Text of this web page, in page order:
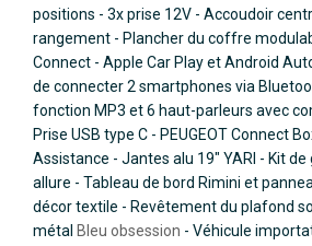
positions - 3x prise 12V - Accoudoir
rangement - Plancher du coffre
Connect - Apple Car Play et Android
de connecter 2 smartphones via
fonction MP3 et 6 haut-parleurs avec
Prise USB type C - PEUGEOT Connect
Assistance - Jantes alu 19" YARI - Kit
allure - Tableau de bord Rimini et
décor textile - Revêtement du plafond
métal Bleu obsession - Véhicule